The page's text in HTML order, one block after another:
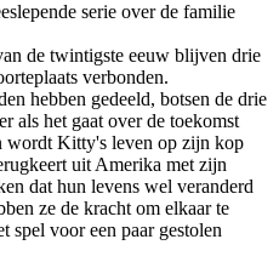
serie over de familie
de twintigste eeuw blijven drie
verbonden.
hebben gedeeld, botsen de drie
als het gaat over de toekomst
wordt Kitty's leven op zijn kop
uit Amerika met zijn
dat hun levens wel veranderd
ze de kracht om elkaar te
spel voor een paar gestolen